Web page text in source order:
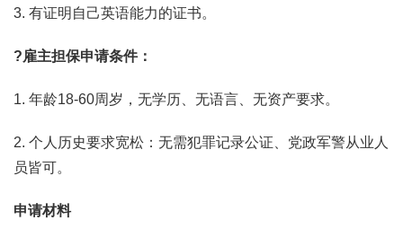
3. 有证明自己英语能力的证书。
?雇主担保申请条件：
1. 年龄18-60周岁，无学历、无语言、无资产要求。
2. 个人历史要求宽松：无需犯罪记录公证、党政军警从业人
员皆可。
申请材料